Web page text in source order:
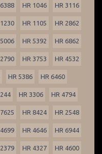
HR 1046 HR 3116
HR 1105 HR 2862
HR 5392 HR 6862
HR 3753 HR 4532
HR 5386 HR 6460
HR 3306 HR 4794
HR 8424 HR 2548
HR 4646 HR 6944
HR 4327 HR 4600